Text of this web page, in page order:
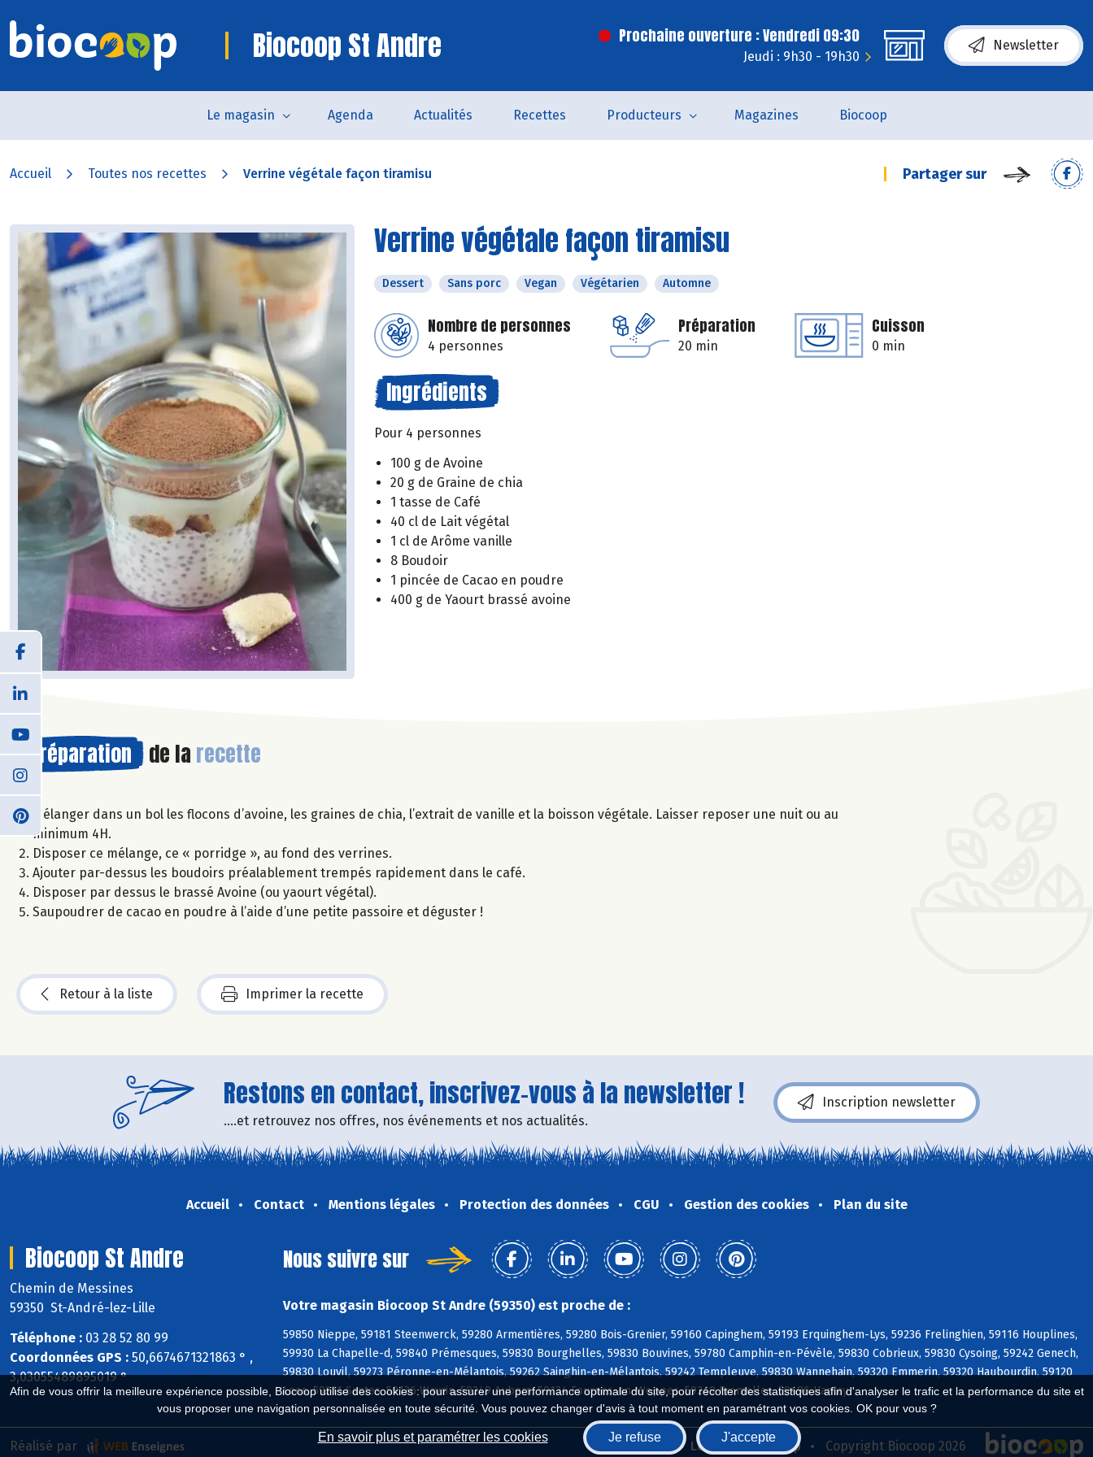
Afin de vous offrir la meilleure expérience possible, Biocoop utilise des cookies : pour assurer une performance optimale du site, pour récolter des statistiques afin d'analyser le trafic et la performance du site et
vous proposer une navigation personnalisée en toute sécurité. Vous pouvez changer d'avis à tout moment en paramétrant vos cookies. OK pour vous ?
En savoir plus et paramétrer les cookies Je refuse J'accepte
Biocoop St Andre Prochaine ouverture : Vendredi 09:30
Jeudi : 9h30 - 19h30
Newsletter
Le magasin Agenda Actualités Recettes Producteurs Magazines Biocoop
Accueil Toutes nos recettes Verrine végétale façon tiramisu Partager sur
Verrine végétale façon tiramisu
Dessert Sans porc Vegan Végétarien Automne
Nombre de personnes
4 personnes
Préparation
20 min
Cuisson
0 min
Ingrédients
Pour 4 personnes
100 g de Avoine
20 g de Graine de chia
1 tasse de Café
40 cl de Lait végétal
1 cl de Arôme vanille
8 Boudoir
1 pincée de Cacao en poudre
400 g de Yaourt brassé avoine
Préparation de la recette
Mélanger dans un bol les flocons d’avoine, les graines de chia, l’extrait de vanille et la boisson végétale. Laisser reposer une nuit ou au
minimum 4H.
Disposer ce mélange, ce « porridge », au fond des verrines.
Ajouter par-dessus les boudoirs préalablement trempés rapidement dans le café.
Disposer par dessus le brassé Avoine (ou yaourt végétal).
Saupoudrer de cacao en poudre à l’aide d’une petite passoire et déguster !
Retour à la liste Imprimer la recette
Restons en contact, inscrivez-vous à la newsletter !
....et retrouvez nos offres, nos événements et nos actualités.
Inscription newsletter
Accueil Contact Mentions légales Protection des données CGU Gestion des cookies Plan du site
Biocoop St Andre
Chemin de Messines
59350 St-André-lez-Lille
Téléphone : 03 28 52 80 99
Coordonnées GPS : 50,6674671321863 ° ,
3,03055489895019 °
Nous suivre sur
Votre magasin Biocoop St Andre (59350) est proche de :
59850 Nieppe, 59181 Steenwerck, 59280 Armentières, 59280 Bois-Grenier, 59160 Capinghem, 59193 Erquinghem-Lys, 59236 Frelinghien, 59116 Houplines,
59930 La Chapelle-d, 59840 Prémesques, 59830 Bourghelles, 59830 Bouvines, 59780 Camphin-en-Pévèle, 59830 Cobrieux, 59830 Cysoing, 59242 Genech,
59830 Louvil, 59273 Péronne-en-Mélantois, 59262 Sainghin-en-Mélantois, 59242 Templeuve, 59830 Wannehain, 59320 Emmerin, 59320 Haubourdin, 59120
Loos, 59211 Santes, 59136 Wavrin, 59249 Aubers, 59134 Fournes-en-Weppes, 59249 Fromelles, 59496 Hantay
Biocoop.fr Le réseau Biocoop Copyright Biocoop 2026
Réalisé par